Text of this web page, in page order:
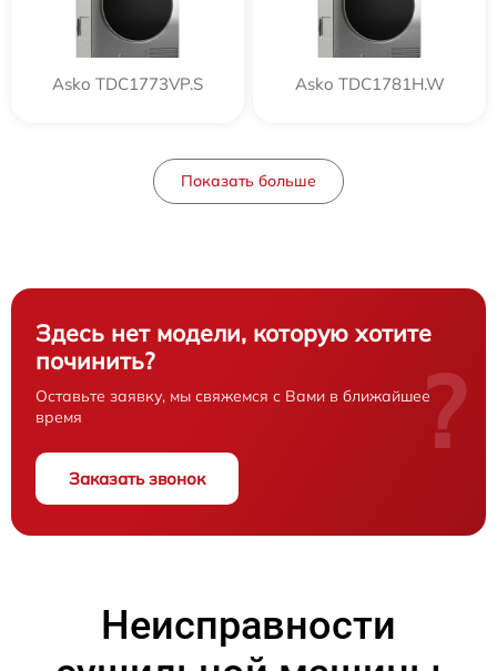
Asko TDC1773VP.S Asko TDC1781H.W
Показать больше
Здесь нет модели, которую хотите
починить?
Оставьте заявку, мы свяжемся с Вами в ближайшее
время
Заказать звонок
?
Неисправности